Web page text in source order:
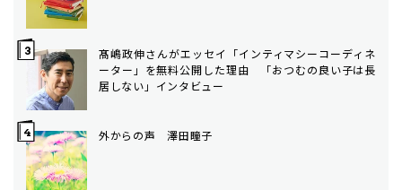
髙嶋政伸さんがエッセイ「インティマシーコーディネ
ーター」を無料公開した理由 「おつむの良い子は長
居しない」インタビュー
外からの声 澤田瞳子